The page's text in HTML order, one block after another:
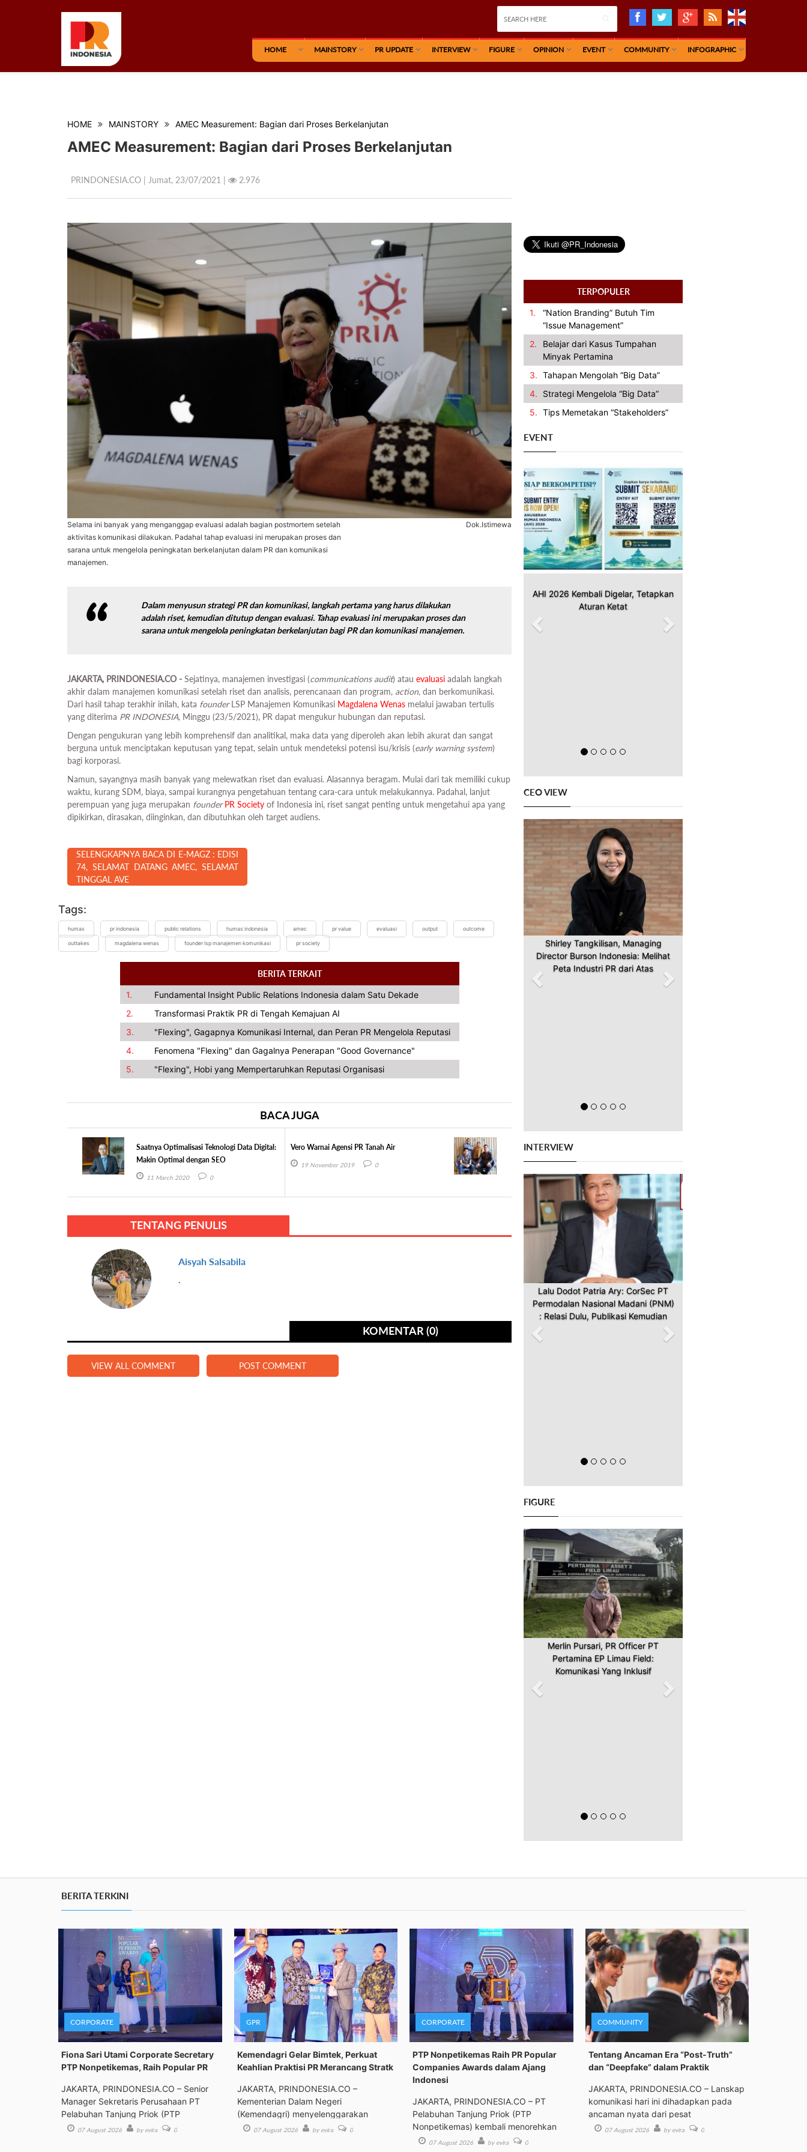
HOME MAINSTORY PR UPDATE INTERVIEW FIGURE OPINION EVENT COMMUNITY INFOGRAPHIC
HOME MAINSTORY AMEC Measurement: Bagian dari Proses Berkelanjutan
AMEC Measurement: Bagian dari Proses Berkelanjutan
PRINDONESIA.CO | Jumat, 23/07/2021 | 2.976
Selama ini banyak yang menganggap evaluasi adalah bagian postmortem setelah
aktivitas komunikasi dilakukan. Padahal tahap evaluasi ini merupakan proses dan
sarana untuk mengelola peningkatan berkelanjutan dalam PR dan komunikasi
manajemen.
Dok.Istimewa
Dalam menyusun strategi PR dan komunikasi, langkah pertama yang harus dilakukan
adalah riset, kemudian ditutup dengan evaluasi. Tahap evaluasi ini merupakan proses dan
sarana untuk mengelola peningkatan berkelanjutan bagi PR dan komunikasi manajemen.
JAKARTA, PRINDONESIA.CO - Sejatinya, manajemen investigasi (communications audit) atau evaluasi adalah langkah
akhir dalam manajemen komunikasi setelah riset dan analisis, perencanaan dan program, action, dan berkomunikasi.
Dari hasil tahap terakhir inilah, kata founderLSP Manajemen Komunikasi Magdalena Wenas melalui jawaban tertulis
yang diterima PR INDONESIA, Minggu (23/5/2021), PR dapat mengukur hubungan dan reputasi.
Dengan pengukuran yang lebih komprehensif dan analitikal, maka data yang diperoleh akan lebih akurat dan sangat
berguna untuk menciptakan keputusan yang tepat, selain untuk mendeteksi potensi isu/krisis (early warning system)
bagi korporasi.
Namun, sayangnya masih banyak yang melewatkan riset dan evaluasi. Alasannya beragam. Mulai dari tak memiliki cukup
waktu, kurang SDM, biaya, sampai kurangnya pengetahuan tentang cara-cara untuk melakukannya. Padahal, lanjut
perempuan yang juga merupakan founder PR Society of Indonesia ini, riset sangat penting untuk mengetahui apa yang
dipikirkan, dirasakan, diinginkan, dan dibutuhkan oleh target audiens.
SELENGKAPNYA BACA DI E-MAGZ : EDISI
74, SELAMAT DATANG AMEC, SELAMAT
TINGGAL AVE
Tags:
humas pr indonesia public relations humas indonesia amec pr value evaluasi output outcome
outtakes magdalena wenas founder lsp manajemen komunikasi pr society
BERITA TERKAIT
1.
Fundamental Insight Public Relations Indonesia dalam Satu Dekade
2.
Transformasi Praktik PR di Tengah Kemajuan AI
3.
"Flexing", Gagapnya Komunikasi Internal, dan Peran PR Mengelola Reputasi
4.
Fenomena "Flexing" dan Gagalnya Penerapan "Good Governance"
5.
"Flexing", Hobi yang Mempertaruhkan Reputasi Organisasi
BACA JUGA
Saatnya Optimalisasi Teknologi Data Digital:
Makin Optimal dengan SEO
11 March 2020 0
Vero Warnai Agensi PR Tanah Air
19 November 2019 0
TENTANG PENULIS
Aisyah Salsabila
.
KOMENTAR (0)
VIEW ALL COMMENT POST COMMENT
TERPOPULER
1.
“Nation Branding” Butuh Tim
“Issue Management”
2.
Belajar dari Kasus Tumpahan
Minyak Pertamina
3. Tahapan Mengolah “Big Data”
4.
Strategi Mengelola “Big Data”
5. Tips Memetakan “Stakeholders”
EVENT
AHI 2026 Kembali Digelar, Tetapkan
Aturan Ketat
Previous Next
CEO VIEW
Shirley Tangkilisan, Managing
Director Burson Indonesia: Melihat
Peta Industri PR dari Atas
Previous Next
INTERVIEW
Lalu Dodot Patria Ary: CorSec PT
Permodalan Nasional Madani (PNM)
: Relasi Dulu, Publikasi Kemudian
Previous Next
FIGURE
Merlin Pursari, PR Officer PT
Pertamina EP Limau Field:
Komunikasi Yang Inklusif
Previous Next
BERITA TERKINI
CORPORATE
Fiona Sari Utami Corporate Secretary
PTP Nonpetikemas, Raih Popular PR
JAKARTA, PRINDONESIA.CO – Senior
Manager Sekretaris Perusahaan PT
Pelabuhan Tanjung Priok (PTP
07 August 2026 by evira 0
GPR
Kemendagri Gelar Bimtek, Perkuat
Keahlian Praktisi PR Merancang Stratk
JAKARTA, PRINDONESIA.CO –
Kementerian Dalam Negeri
(Kemendagri) menyelenggarakan
Bimbingan Tek
07 August 2026 by evira 0
CORPORATE
PTP Nonpetikemas Raih PR Popular
Companies Awards dalam Ajang
Indonesi
JAKARTA, PRINDONESIA.CO – PT
Pelabuhan Tanjung Priok (PTP
Nonpetikemas) kembali menorehkan
pre 07 August 2026 by evira 0
COMMUNITY
Tentang Ancaman Era “Post-Truth”
dan “Deepfake” dalam Praktik
JAKARTA, PRINDONESIA.CO – Lanskap
komunikasi hari ini dihadapkan pada
ancaman nyata dari pesat
07 August 2026 by evira 0